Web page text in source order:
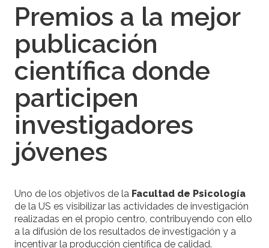
Premios a la mejor
publicación
científica donde
participen
investigadores
jóvenes
Uno de los objetivos de la Facultad de Psicología
de la US es visibilizar las actividades de investigación
realizadas en el propio centro, contribuyendo con ello
a la difusión de los resultados de investigación y a
incentivar la producción científica de calidad.